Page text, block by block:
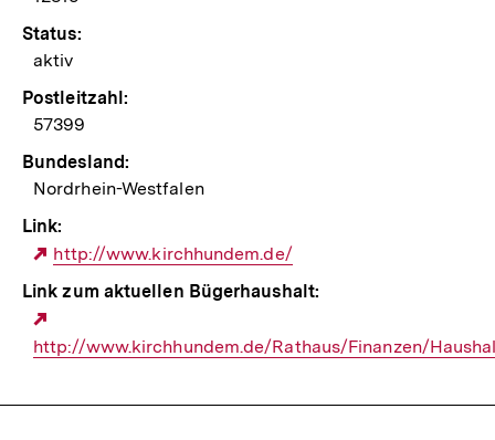
Status:
aktiv
Postleitzahl:
57399
Bundesland:
Nordrhein-Westfalen
Link:
Externer
http://www.kirchhundem.de/
Link zum aktuellen Bügerhaushalt:
Link:
http://www.kirchhundem.de/Rathaus/Finanzen/